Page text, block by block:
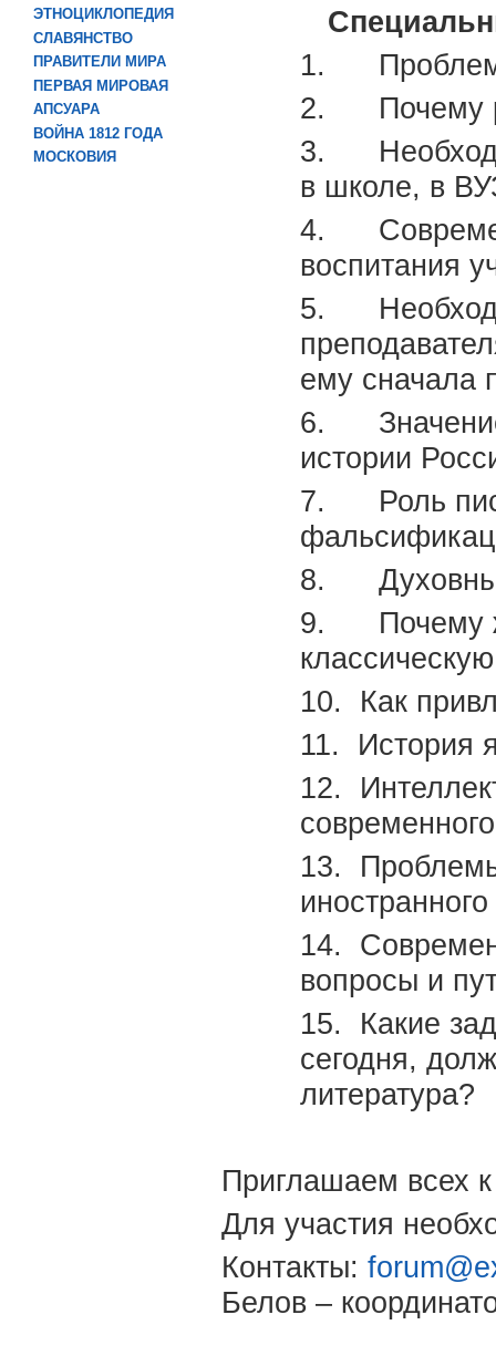
ЭТНОЦИКЛОПЕДИЯ
СЛАВЯНСТВО
ПРАВИТЕЛИ МИРА
ПЕРВАЯ МИРОВАЯ
АПСУАРА
ВОЙНА 1812 ГОДА
МОСКОВИЯ
Специальные
1. Проблемы
2. Почему
3.
в школе, в
4.
воспитания
5.
ему сначала
6. Значение
истории
7. Роль
8. Духовные
9. Почему
10. Как
11. История
12.
13. Проблемы
иностранного
14.
вопросы и
15. Какие
сегодня,
литература?
Приглашаем всех
Для участия
Контакты:
Белов –